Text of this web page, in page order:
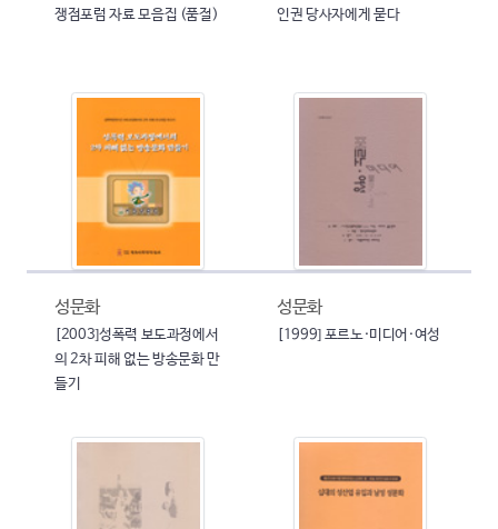
쟁점포럼 자료 모음집 (품절)
인권 당사자에게 묻다
성문화
[2003]성폭력 보도과정에서
의 2차 피해 없는 방송문화 만
들기
성문화
[1999] 포르노·미디어·여성